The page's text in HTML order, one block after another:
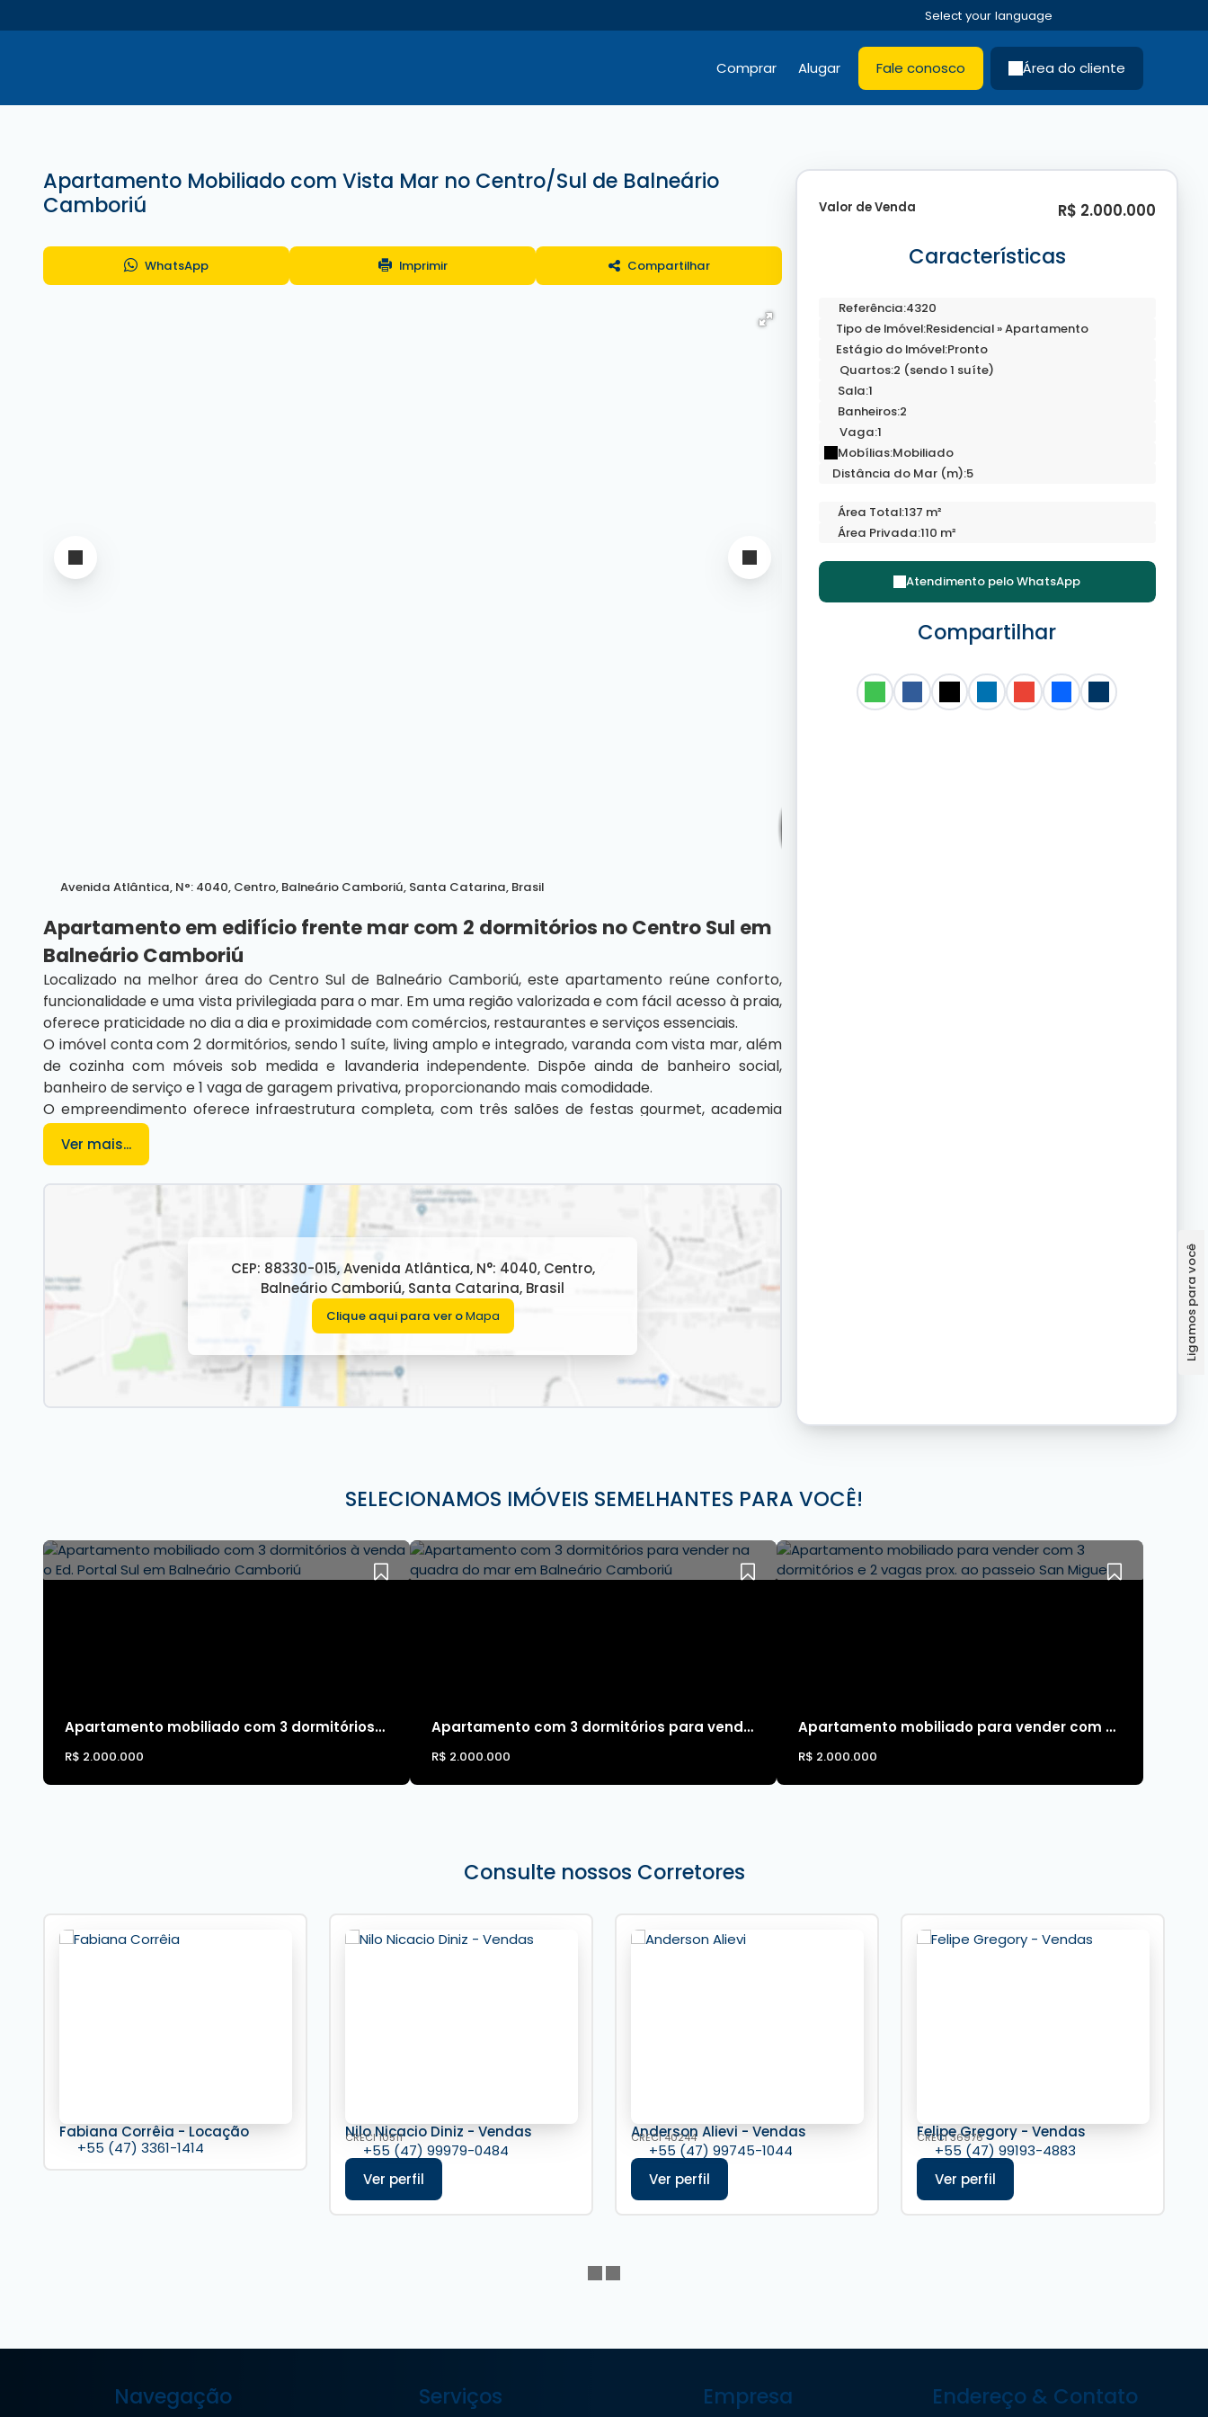
Área do cliente
Fale conosco
Alugar
Comprar
Apartamento Mobiliado com Vista Mar no Centro/Sul de Balneário
Camboriú
WhatsApp Imprimir Compartilhar
Avenida Atlântica, N°: 4040, Centro, Balneário Camboriú, Santa Catarina, Brasil
Apartamento em edifício frente mar com 2 dormitórios no Centro Sul em
Balneário Camboriú
Localizado na melhor área do Centro Sul de Balneário Camboriú, este apartamento reúne conforto,
funcionalidade e uma vista privilegiada para o mar. Em uma região valorizada e com fácil acesso à praia,
oferece praticidade no dia a dia e proximidade com comércios, restaurantes e serviços essenciais.
O imóvel conta com 2 dormitórios, sendo 1 suíte, living amplo e integrado, varanda com vista mar, além
de cozinha com móveis sob medida e lavanderia independente. Dispõe ainda de banheiro social,
banheiro de serviço e 1 vaga de garagem privativa, proporcionando mais comodidade.
O empreendimento oferece infraestrutura completa, com três salões de festas gourmet, academia
equipada, sala de jogos, espaço kids e um terraço frente mar com agradáveis espaços de convivência,
além de portaria 24 horas.
Características do apartamento:
• 2 dormitórios, sendo 1 suíte
• Banheiro social
• Banheiro de serviço
• Living integrado (sala de estar e jantar)
• Varanda com vista para o mar
• Cozinha com móveis sob medida
• Lavanderia
• 1 vaga de garagem privativa
Características do empreendimento:
• Terraço frente mar com estar social
• Portaria 24 horas
Para mais informações, contate aimobiliária em Balneário Camboriú, Desc Imóveis.
Ver mais...
CEP: 88330-015,Avenida Atlântica, N°: 4040, Centro,
Balneário Camboriú, Santa Catarina, Brasil
Clique aqui para ver oMapa
R$ 2.000.000
Valor de Venda
Características
Referência:4320
Tipo de Imóvel:Residencial »Apartamento
Estágio do Imóvel:Pronto
Quartos:2 (sendo 1 suíte)
Sala:1
Banheiros:2
Vaga:1
Mobílias:Mobiliado
Distância do Mar (m):5
Área Total:137 m²
Área Privada:110 m²
Atendimento peloWhatsApp
Compartilhar
SELECIONAMOS IMÓVEIS SEMELHANTES PARA VOCÊ!
Apartamento mobiliado com 3 dormitórios à venda o Ed. Portal Sul em Balneário Camboriú
R$ 2.000.000
Apartamento com 3 dormitórios para vender na quadra do mar em Balneário Camboriú
R$ 2.000.000
Apartamento mobiliado para vender com 3 dormitórios e 2 vagas prox. ao passeio San Miguel
R$ 2.000.000
Consulte nossos Corretores
Fabiana Corrêia - Locação
+55 (47) 3361-1414
Nilo Nicacio Diniz - Vendas
CRECI10511
+55 (47) 99979-0484
Anderson Alievi - Vendas
CRECI40244
+55 (47) 99745-1044
Felipe Gregory - Vendas
CRECI36976
+55 (47) 99193-4883
Navegação Serviços Empresa Endereço & Contato